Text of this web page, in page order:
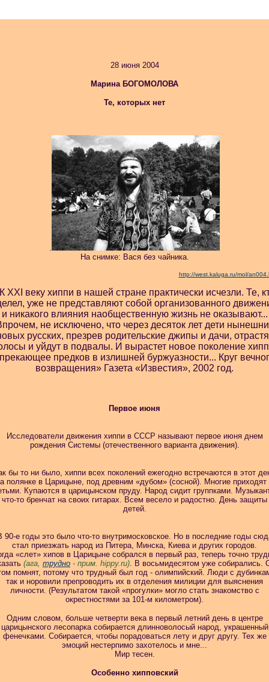
28 июня 2004
Марина БОГОМОЛОВА
Те, которых нет
.
На снимке: Вася без чайника.
http://west.kaluga.ru/mol/
XXI веку хиппи в нашей стране практически исчезли. Те,
уже не представляют собой организованного
и никакого влияния наобщественную жизнь не оказывают...
не исключено, что через десяток лет дети
русских, презрев родительские джипы и дачи,
и уйдут в подвалы. И вырастет новое поколение
предков в излишней буржуазности... Круг
возвращения» Газета «Известия», 2002 год.
Первое июня
Исследователи движения хиппи в СССР называют первое июня днем
рождения Системы (отечественного варианта движения).
бы то ни было, хиппи всех поколений ежегодно встречаются в этот
полянке в Царицыне, под древним «дубом» (сосной). Многие приходят
Купаются в царицынском пруду. Народ сидит группками.
что-то бренчат на своих гитарах. Всем весело и радостно. День защиты
детей.
90-е годы это было что-то внутримосковское. Но в последние годы
стал приезжать народ из Питера, Минска, Киева и других городов.
«слет» хипов в Царицыне собрался в первый раз, теперь точно
(ага, трудно - прим. hippy.ru). В восьмидесятом уже собирались.
помнят, потому что трудный был год - олимпийский. Люди с
так и норовили препроводить их в отделения милиции для выяснения
личности. (Результатом такой «прогулки» могло стать знакомство с
окрестностями за 101-м километром).
Одним словом, больше четверти века в первый летний день в центре
царицынского лесопарка собирается длинноволосый народ, украшенный
фенечками. Собирается, чтобы порадоваться лету и друг другу. Тех же
эмоций нестерпимо захотелось и мне...
Мир тесен.
Особенно хипповский